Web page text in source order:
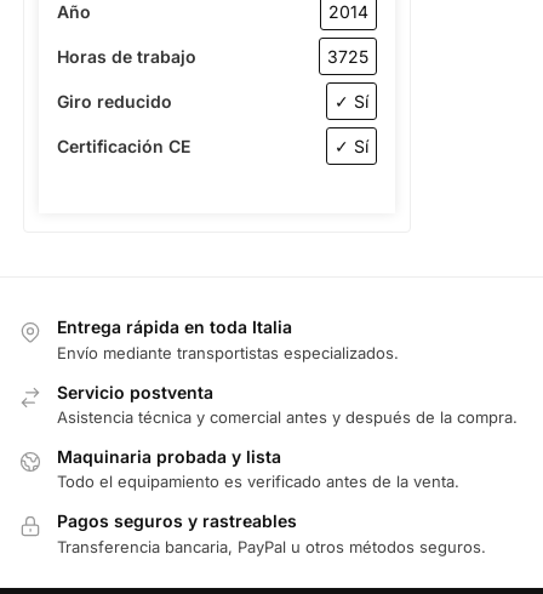
Año 2014
Horas de trabajo 3725
Giro reducido ✓ Sí
Certificación CE ✓ Sí
Entrega rápida en toda Italia
Envío mediante transportistas especializados.
Servicio postventa
Asistencia técnica y comercial antes y después de la compra.
Maquinaria probada y lista
Todo el equipamiento es verificado antes de la venta.
Pagos seguros y rastreables
Transferencia bancaria, PayPal u otros métodos seguros.